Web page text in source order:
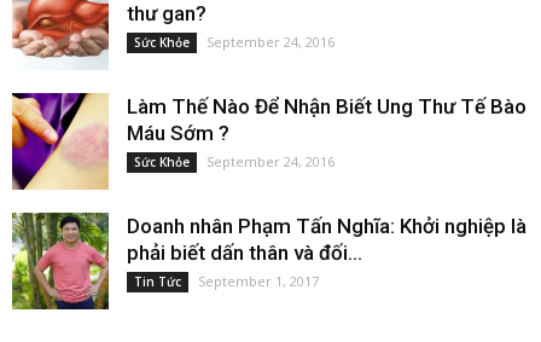
thư gan?
Sức Khỏe September 24, 2016
Làm Thế Nào Để Nhận Biết Ung Thư Tế Bào
Máu Sớm ?
Sức Khỏe September 24, 2016
Doanh nhân Phạm Tấn Nghĩa: Khởi nghiệp là
phải biết dấn thân và đối...
Tin Tức September 1, 2017